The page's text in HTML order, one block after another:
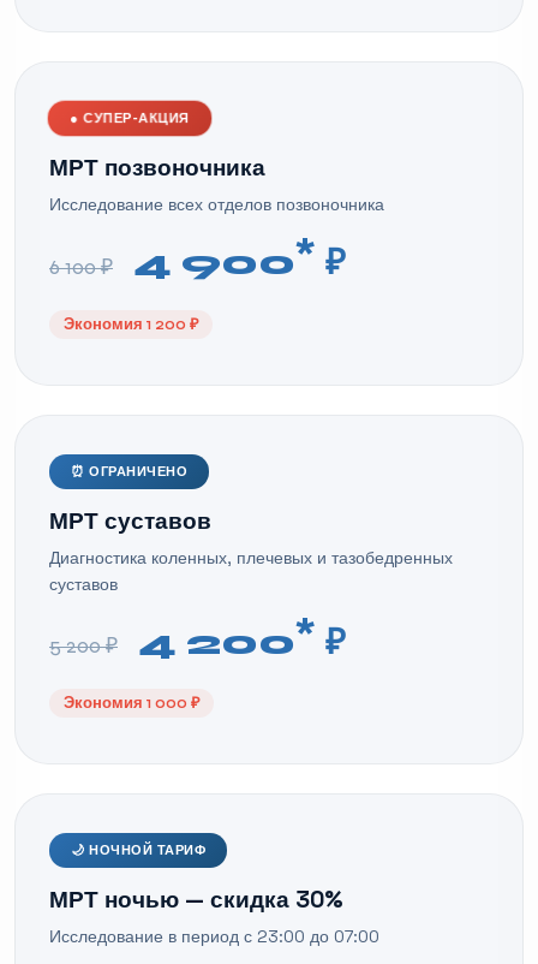
● СУПЕР-АКЦИЯ
МРТ позвоночника
Исследование всех отделов позвоночника
6 100 ₽ 4 900* ₽
Экономия 1 200 ₽
⏰ ОГРАНИЧЕНО
МРТ суставов
Диагностика коленных, плечевых и тазобедренных
суставов
5 200 ₽ 4 200* ₽
Экономия 1 000 ₽
🌙 НОЧНОЙ ТАРИФ
МРТ ночью — скидка 30%
Исследование в период с 23:00 до 07:00